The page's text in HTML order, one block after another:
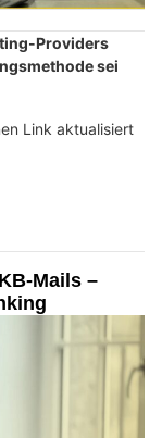
Providers
sei
Link aktualisiert
Mails –